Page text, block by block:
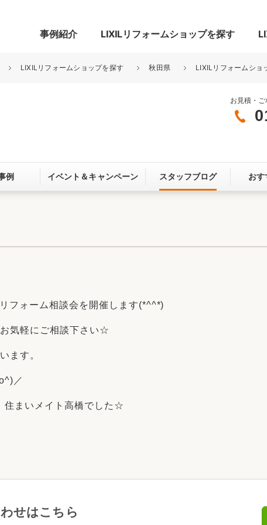
事例紹介
玄関まわり 門まわり
スペース カースペース
3Dシミュレーション
LIXILリフォームショップを探す
お客さま満足度アンケート
ここちい
ライフスタイルコンパス
ン
LIXILリフォームショップを探す 秋田県 LIXILリフォームショ
お見積・
例 イベント＆キャンペーン スタッフブログ おす
フォーム相談会を開催します(*^^*)
気軽にご相談下さい☆
ます。
／
まいメイト高橋でした☆
せはこちら